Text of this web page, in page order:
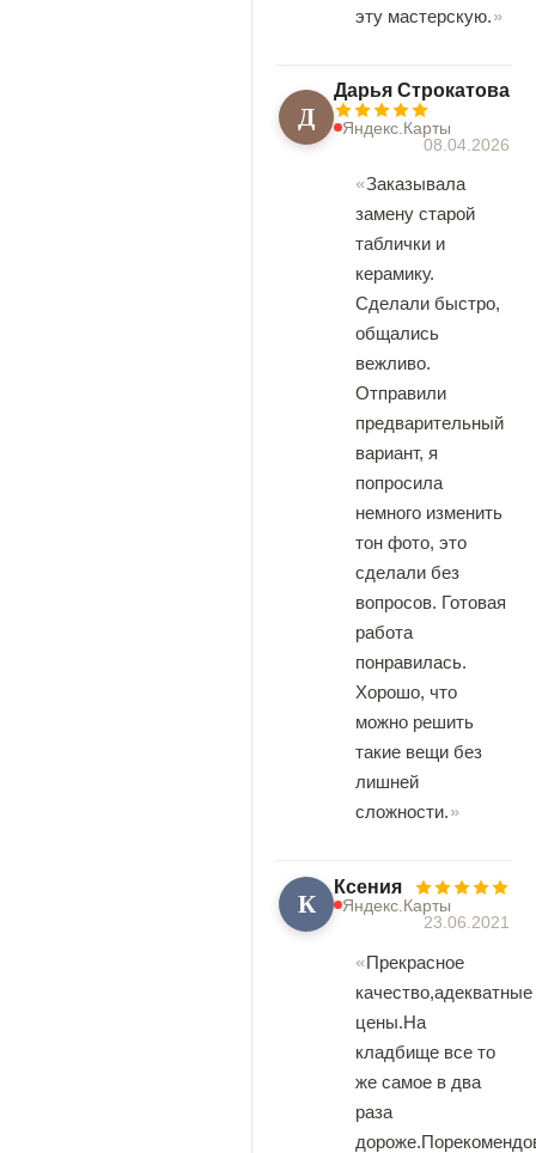
эту мастерскую.
Д
Дарья Строкатова
Яндекс.Карты
08.04.2026
Заказывала
замену старой
таблички и
керамику.
Сделали быстро,
общались
вежливо.
Отправили
предварительный
вариант, я
попросила
немного изменить
тон фото, это
сделали без
вопросов. Готовая
работа
понравилась.
Хорошо, что
можно решить
такие вещи без
лишней
сложности.
К Ксения
Яндекс.Карты
23.06.2021
Прекрасное
качество,адекватные
цены.На
кладбище все то
же самое в два
раза